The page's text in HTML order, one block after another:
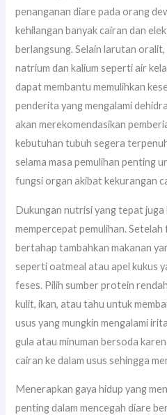
penanganan diare pada orang
kehilangan banyak cairan dan
berlangsung. Selain larutan
natrium dan kalium seperti air
dapat membantu memulihkan
penderita yang mengalami
akan merekomendasikan
kebutuhan tubuh segera
selama masa pemulihan penting
fungsi organ akibat kekurangan
Dukungan nutrisi yang tepat
mempercepat pemulihan.
bertahap tambahkan makanan
seperti oatmeal atau apel kukus
feses. Pilih sumber protein
kulit, ikan, atau tahu untuk
usus yang mungkin mengalami
gula atau minuman bersoda
cairan ke dalam usus sehingga
Menerapkan gaya hidup yang
penting dalam mencegah diare